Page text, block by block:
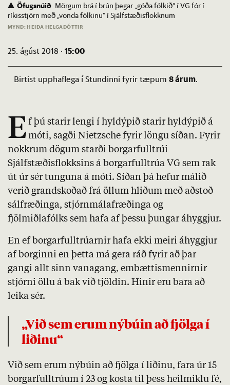
Öfugsnúið Mörgum brá í brún þegar „góða fólkið“ í VG fór í
ríkisstjórn með „vonda fólkinu“ í Sjálfstæðisflokknum
MYND: HEIÐA HELGADÓTTIR
25. ágúst 2018 · 15:00
Birtist upphaflega í Stundinni fyrir tæpum 8 árum.
E f þú starir lengi í hyldýpið starir hyldýpið á
móti, sagði Nietzsche fyrir löngu síðan. Fyrir
nokkrum dögum starði borgarfulltrúi
Sjálfstæðisflokksins á borgarfulltrúa VG sem rak
út úr sér tunguna á móti. Síðan þá hefur málið
verið grandskoðað frá öllum hliðum með aðstoð
sálfræðinga, stjórnmálafræðinga og
fjölmiðlafólks sem hafa af þessu þungar áhyggjur.
En ef borgarfulltrúarnir hafa ekki meiri áhyggjur
af borginni en þetta má gera ráð fyrir að þar
gangi allt sinn vanagang, embættismennirnir
stjórni öllu á bak við tjöldin. Hinir eru bara að
leika sér.
„Við sem erum nýbúin að fjölga í
liðinu“
Við sem erum nýbúin að fjölga í liðinu, fara úr 15
borgarfulltrúum í 23 og kosta til þess heilmiklu fé,